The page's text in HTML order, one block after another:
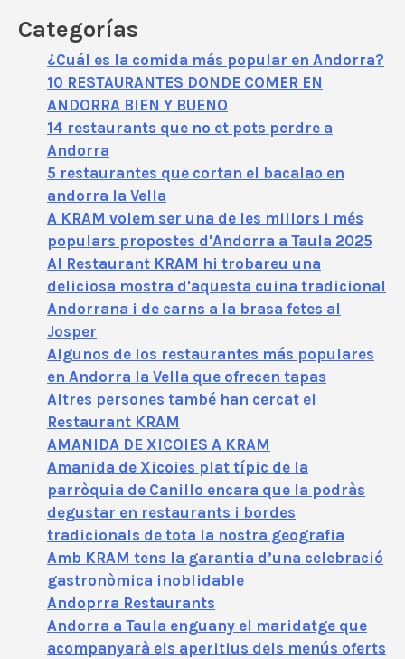
Categorías
¿Cuál es la comida más popular en Andorra?
10 RESTAURANTES DONDE COMER EN
ANDORRA BIEN Y BUENO
14 restaurants que no et pots perdre a
Andorra
5 restaurantes que cortan el bacalao en
andorra la Vella
A KRAM volem ser una de les millors i més
populars propostes d'Andorra a Taula 2025
Al Restaurant KRAM hi trobareu una
deliciosa mostra d'aquesta cuina tradicional
Andorrana i de carns a la brasa fetes al
Josper
Algunos de los restaurantes más populares
en Andorra la Vella que ofrecen tapas
Altres persones també han cercat el
Restaurant KRAM
AMANIDA DE XICOIES A KRAM
Amanida de Xicoies plat típic de la
parròquia de Canillo encara que la podràs
degustar en restaurants i bordes
tradicionals de tota la nostra geografia
Amb KRAM tens la garantia d’una celebració
gastronòmica inoblidable
Andoprra Restaurants
Andorra a Taula enguany el maridatge que
acompanyarà els aperitius dels menús oferts